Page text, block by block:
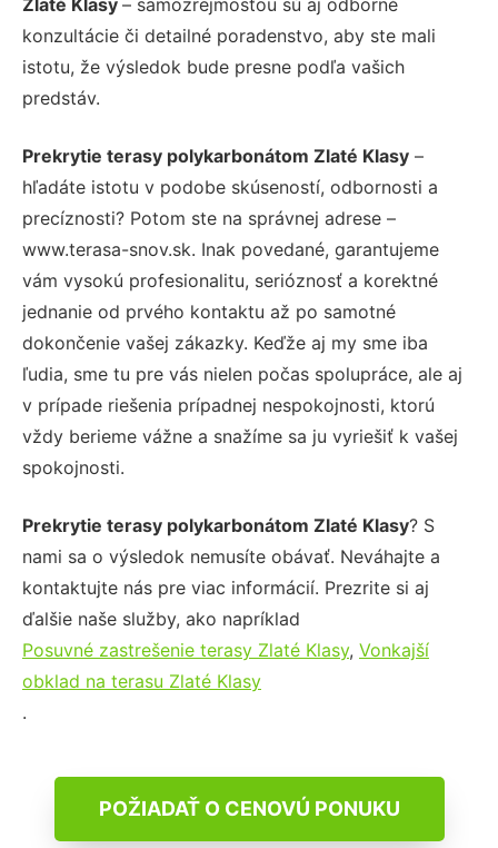
konzultácie či detailné poradenstvo, aby ste mali
istotu, že výsledok bude presne podľa vašich
predstáv.
Prekrytie terasy polykarbonátom Zlaté Klasy –
hľadáte istotu v podobe skúseností, odbornosti a
precíznosti? Potom ste na správnej adrese –
www.terasa-snov.sk. Inak povedané, garantujeme
vám vysokú profesionalitu, serióznosť a korektné
jednanie od prvého kontaktu až po samotné
dokončenie vašej zákazky. Keďže aj my sme iba
ľudia, sme tu pre vás nielen počas spolupráce, ale aj
v prípade riešenia prípadnej nespokojnosti, ktorú
vždy berieme vážne a snažíme sa ju vyriešiť k vašej
spokojnosti.
Prekrytie terasy polykarbonátom Zlaté Klasy? S
nami sa o výsledok nemusíte obávať. Neváhajte a
kontaktujte nás pre viac informácií. Prezrite si aj
ďalšie naše služby, ako napríklad
Posuvné zastrešenie terasy Zlaté Klasy, Vonkajší
obklad na terasu Zlaté Klasy
.
POŽIADAŤ O CENOVÚ PONUKU